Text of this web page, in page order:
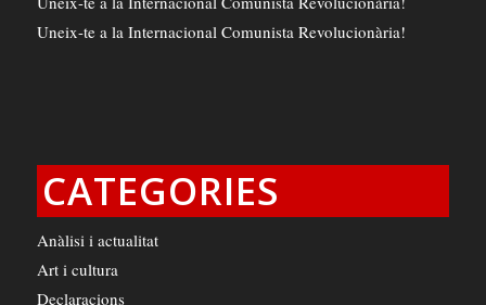
Uneix-te a la Internacional Comunista Revolucionària!
CATEGORIES
Anàlisi i actualitat
Art i cultura
Declaracions